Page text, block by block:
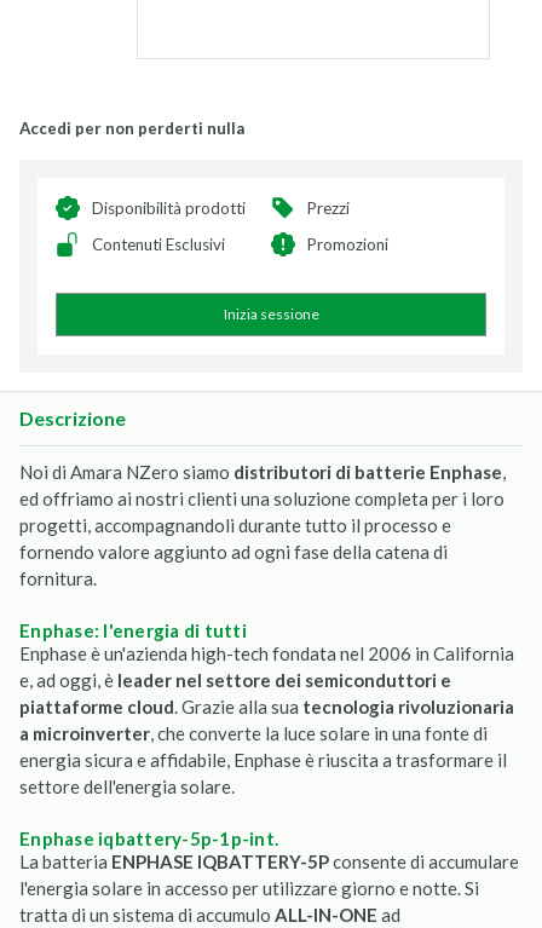
Accedi per non perderti nulla
Disponibilità prodotti
Prezzi
Contenuti Esclusivi
Promozioni
Inizia sessione
Descrizione
Noi di Amara NZero siamo distributori di batterie Enphase,
ed offriamo ai nostri clienti una soluzione completa per i loro
progetti, accompagnandoli durante tutto il processo e
fornendo valore aggiunto ad ogni fase della catena di
fornitura.
enphase: l'energia di tutti
Enphase è un'azienda high-tech fondata nel 2006 in California
e, ad oggi, è leader nel settore dei semiconduttori e
piattaforme cloud. Grazie alla sua tecnologia rivoluzionaria
a microinverter, che converte la luce solare in una fonte di
energia sicura e affidabile, Enphase è riuscita a trasformare il
settore dell'energia solare.
enphase iqbattery-5p-1p-int.
La batteria ENPHASE IQBATTERY-5Pconsente di accumulare
l'energia solare in accesso per utilizzare giorno e notte. Si
tratta di un sistema di accumulo ALL-IN-ONE ad